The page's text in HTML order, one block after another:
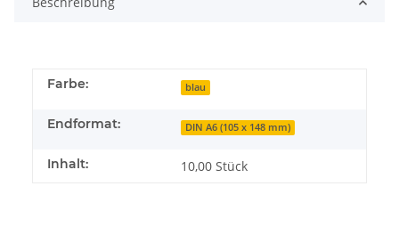
Farbe: blau
Endformat: DIN A6 (105 x 148 mm)
Inhalt: 10,00 Stück